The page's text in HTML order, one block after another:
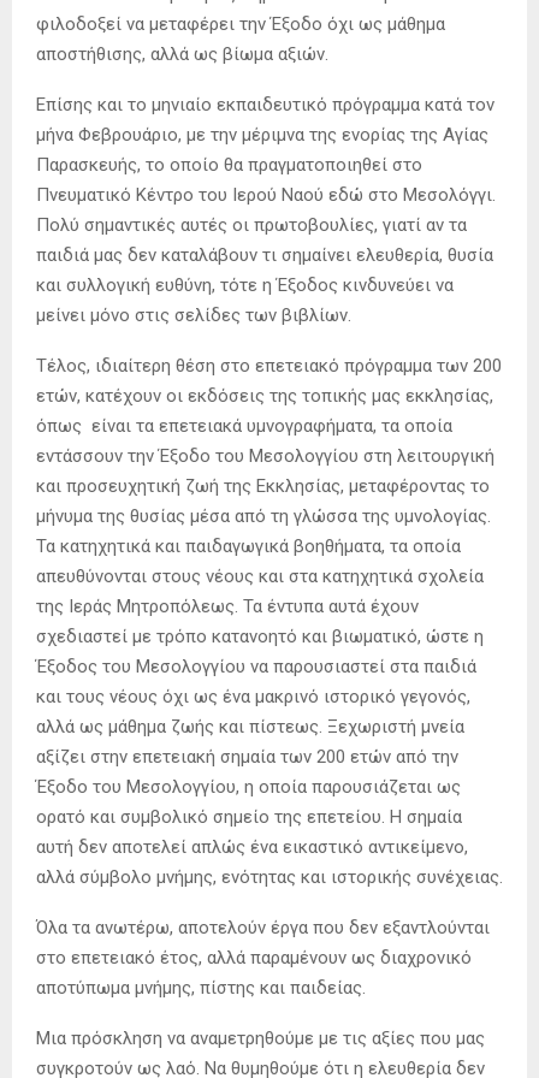
φιλοδοξεί να μεταφέρει την Έξοδο όχι ως μάθημα
αποστήθισης, αλλά ως βίωμα αξιών.
Επίσης και το μηνιαίο εκπαιδευτικό πρόγραμμα κατά τον
μήνα Φεβρουάριο, με την μέριμνα της ενορίας της Αγίας
Παρασκευής, το οποίο θα πραγματοποιηθεί στο
Πνευματικό Κέντρο του Ιερού Ναού εδώ στο Μεσολόγγι.
Πολύ σημαντικές αυτές οι πρωτοβουλίες, γιατί αν τα
παιδιά μας δεν καταλάβουν τι σημαίνει ελευθερία, θυσία
και συλλογική ευθύνη, τότε η Έξοδος κινδυνεύει να
μείνει μόνο στις σελίδες των βιβλίων.
Τέλος, ιδιαίτερη θέση στο επετειακό πρόγραμμα των 200
ετών, κατέχουν οι εκδόσεις της τοπικής μας εκκλησίας,
όπως είναι τα επετειακά υμνογραφήματα, τα οποία
εντάσσουν την Έξοδο του Μεσολογγίου στη λειτουργική
και προσευχητική ζωή της Εκκλησίας, μεταφέροντας το
μήνυμα της θυσίας μέσα από τη γλώσσα της υμνολογίας.
Τα κατηχητικά και παιδαγωγικά βοηθήματα, τα οποία
απευθύνονται στους νέους και στα κατηχητικά σχολεία
της Ιεράς Μητροπόλεως. Τα έντυπα αυτά έχουν
σχεδιαστεί με τρόπο κατανοητό και βιωματικό, ώστε η
Έξοδος του Μεσολογγίου να παρουσιαστεί στα παιδιά
και τους νέους όχι ως ένα μακρινό ιστορικό γεγονός,
αλλά ως μάθημα ζωής και πίστεως. Ξεχωριστή μνεία
αξίζει στην επετειακή σημαία των 200 ετών από την
Έξοδο του Μεσολογγίου, η οποία παρουσιάζεται ως
ορατό και συμβολικό σημείο της επετείου. Η σημαία
αυτή δεν αποτελεί απλώς ένα εικαστικό αντικείμενο,
αλλά σύμβολο μνήμης, ενότητας και ιστορικής συνέχειας.
Όλα τα ανωτέρω, αποτελούν έργα που δεν εξαντλούνται
στο επετειακό έτος, αλλά παραμένουν ως διαχρονικό
αποτύπωμα μνήμης, πίστης και παιδείας.
Μια πρόσκληση να αναμετρηθούμε με τις αξίες που μας
συγκροτούν ως λαό. Να θυμηθούμε ότι η ελευθερία δεν